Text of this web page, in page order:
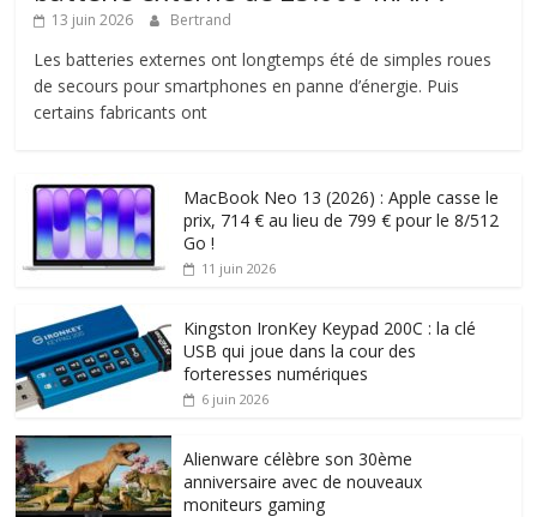
13 juin 2026 Bertrand
Les batteries externes ont longtemps été de simples roues
de secours pour smartphones en panne d’énergie. Puis
certains fabricants ont
MacBook Neo 13 (2026) : Apple casse le
prix, 714 € au lieu de 799 € pour le 8/512
Go !
11 juin 2026
Kingston IronKey Keypad 200C : la clé
USB qui joue dans la cour des
forteresses numériques
6 juin 2026
Alienware célèbre son 30ème
anniversaire avec de nouveaux
moniteurs gaming